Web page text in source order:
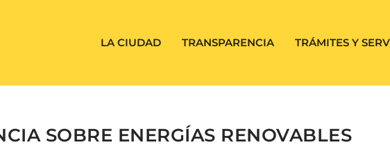
LA CIUDAD TRANSPARENCIA TRÁMITES Y
SOBRE ENERGÍAS RENOVABLES